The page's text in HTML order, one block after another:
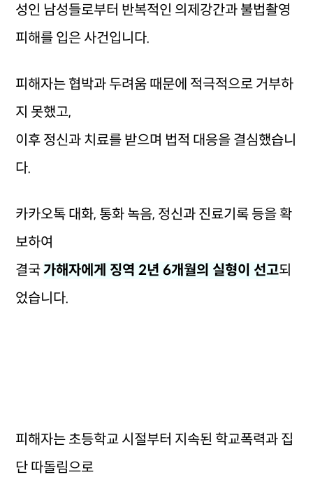
성인 남성들로부터 반복적인 의제강간과 불법촬영
피해를 입은 사건입니다.
피해자는 협박과 두려움 때문에 적극적으로 거부하
지 못했고,
이후 정신과 치료를 받으며 법적 대응을 결심했습니
다.
카카오톡 대화, 통화 녹음, 정신과 진료기록 등을 확
보하여
결국가해자에게 징역 2년 6개월의 실형이 선고되
었습니다.
피해자는 초등학교 시절부터 지속된 학교폭력과 집
단 따돌림으로